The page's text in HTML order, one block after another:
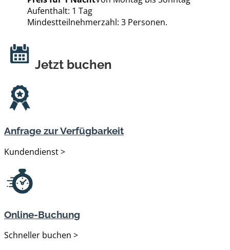
Aufenthalt: 1 Tag
Mindestteilnehmerzahl: 3 Personen.
Jetzt buchen
Anfrage zur Verfügbarkeit
Kundendienst >
Online-Buchung
Schneller buchen >